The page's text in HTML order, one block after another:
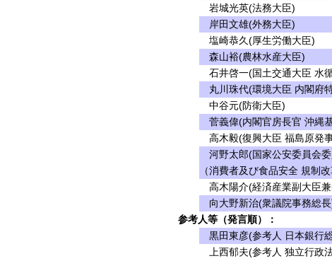
岩城光英(法務大臣)
岸田文雄(外務大臣)
塩崎恭久(厚生労働大臣)
森山裕(農林水産大臣)
石井啓一(国土交通大臣 水
丸川珠代(環境大臣 内閣府
中谷元(防衛大臣)
菅義偉(内閣官房長官 沖縄
高木毅(復興大臣 福島原発
河野太郎(国家公安委員会
（消費者及び食品安全 規制
高木陽介(経済産業副大臣
向大野新治(衆議院事務総
参考人等（発言順）：
黒田東彦(参考人 日本銀行
上西郁夫(参考人 独立行政